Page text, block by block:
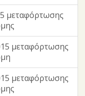
μεταφόρτωσης
μεταφόρτωσης
μεταφόρτωσης